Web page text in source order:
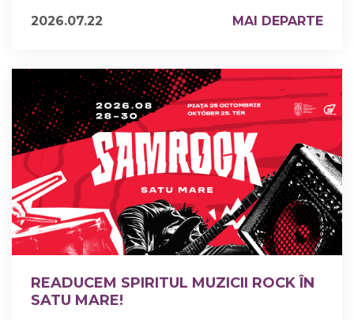
2026.07.22
MAI DEPARTE
READUCEM SPIRITUL MUZICII ROCK ÎN
SATU MARE!